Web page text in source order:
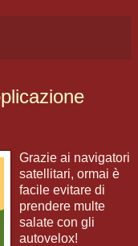
Grazie ai navigatori
satellitari, ormai è
facile evitare di
prendere multe
salate con gli
autovelox!